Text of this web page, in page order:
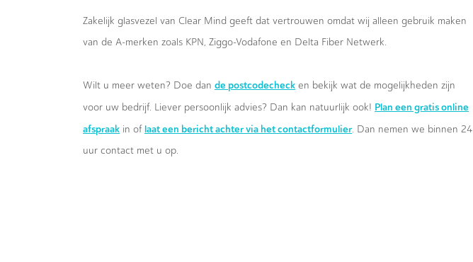
Zakelijk glasvezel van Clear Mind geeft dat vertrouwen omdat wij alleen gebruik maken
van de A-merken zoals KPN, Ziggo-Vodafone en Delta Fiber Netwerk.
Wilt u meer weten? Doe dan de postcodecheck en bekijk wat de mogelijkheden zijn
voor uw bedrijf. Liever persoonlijk advies? Dan kan natuurlijk ook! Plan een gratis online
afspraak in of laat een bericht achter via het contactformulier. Dan nemen we binnen 24
uur contact met u op.